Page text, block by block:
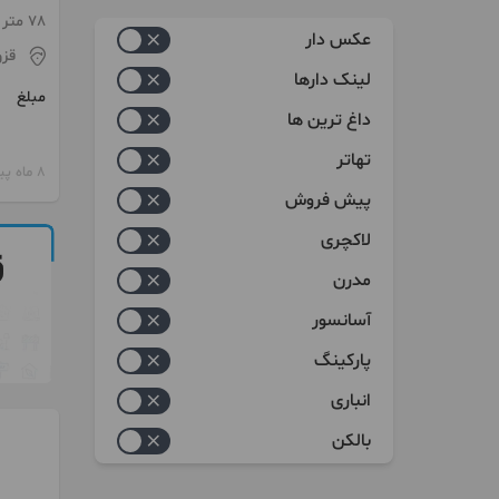
عکس دار
لینک دارها
داغ ترین ها
تهاتر
پیش فروش
لاکچری
مدرن
آسانسور
پارکینگ
انباری
بالکن
78 متر / ساخت 1402
مبلغ
8 ماه پیش